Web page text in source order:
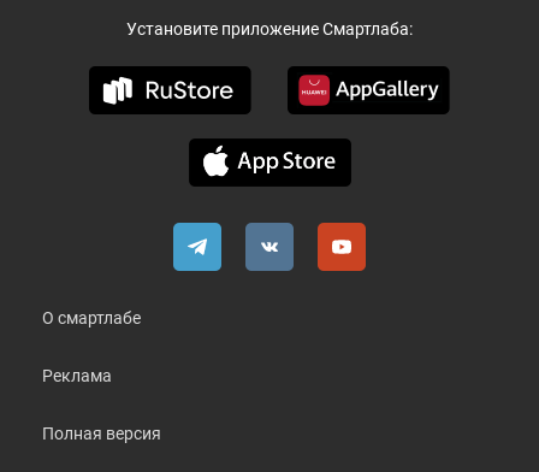
Установите приложение Смартлаба:
О смартлабе
Реклама
Полная версия